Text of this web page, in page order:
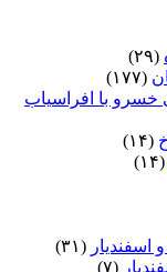
(۲۹)
(۱۷۷)
با افراسیاب
(۱۴)
(۱۴)
اسفندیار (۳۱)
(۷)